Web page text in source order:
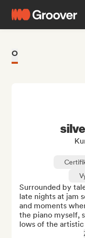
O
Surrounded by
late nights at jam
and moments
the piano myself,
lows of the